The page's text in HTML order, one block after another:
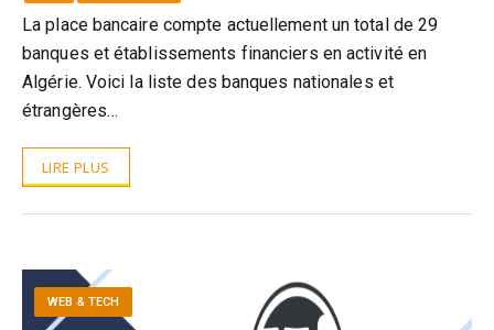
La place bancaire compte actuellement un total de 29
banques et établissements financiers en activité en
Algérie. Voici la liste des banques nationales et
étrangères…
LIRE PLUS
WEB & TECH